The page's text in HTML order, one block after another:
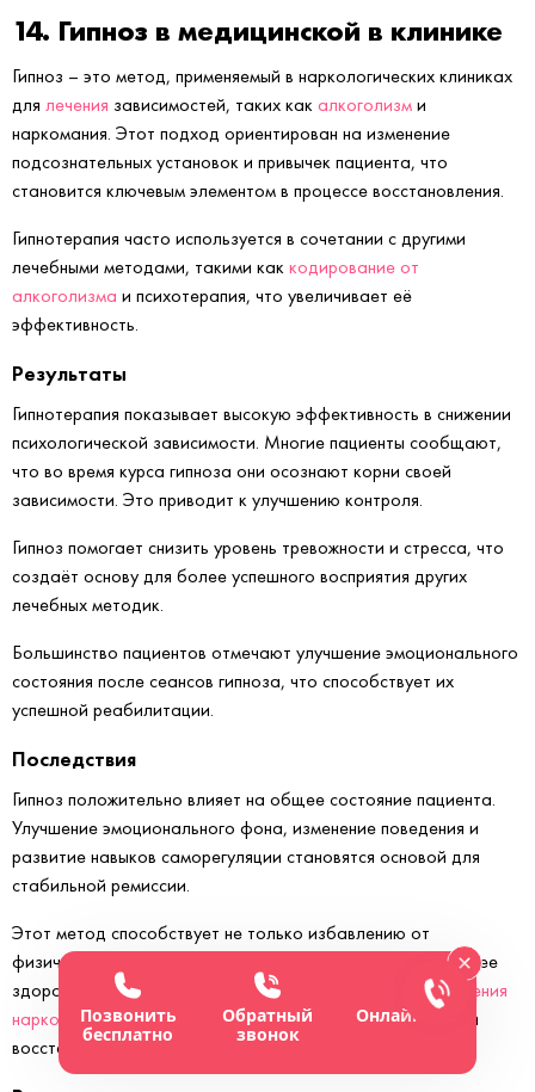
14. Гипноз в медицинской в клинике
Гипноз – это метод, применяемый в наркологических клиниках
для лечения зависимостей, таких как алкоголизм и
наркомания. Этот подход ориентирован на изменение
подсознательных установок и привычек пациента, что
становится ключевым элементом в процессе восстановления.
Гипнотерапия часто используется в сочетании с другими
лечебными методами, такими как кодирование от
алкоголизма и психотерапия, что увеличивает её
эффективность.
Результаты
Гипнотерапия показывает высокую эффективность в снижении
психологической зависимости. Многие пациенты сообщают,
что во время курса гипноза они осознают корни своей
зависимости. Это приводит к улучшению контроля.
Гипноз помогает снизить уровень тревожности и стресса, что
создаёт основу для более успешного восприятия других
лечебных методик.
Большинство пациентов отмечают улучшение эмоционального
состояния после сеансов гипноза, что способствует их
успешной реабилитации.
Последствия
Гипноз положительно влияет на общее состояние пациента.
Улучшение эмоционального фона, изменение поведения и
развитие навыков саморегуляции становятся основой для
стабильной ремиссии.
Этот метод способствует не только избавлению от
физической зависимости, но и формированию новых, более
здоровых моделей поведения. Это определяет успехлечения
наркоманиии алкогольной зависимости, реабилитации и
восстановлении социальных связей.
Позвонить
бесплатно
Обратный
звонок
Онлайн-чат